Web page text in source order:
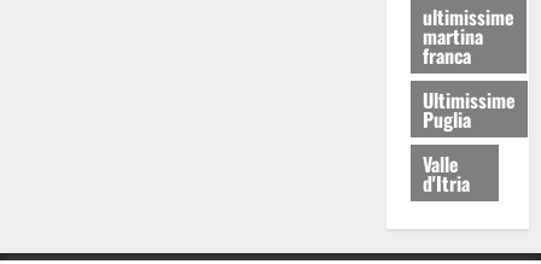
ultimissime
martina
franca
Ultimissime
Puglia
Valle
d'Itria